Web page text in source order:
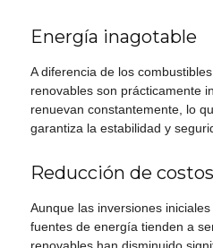
Energía inagotable
A diferencia de los
renovables son prácticamente
renuevan constantemente, lo
garantiza la estabilidad y
Reducción de
Aunque las inversiones
fuentes de energía tienden a